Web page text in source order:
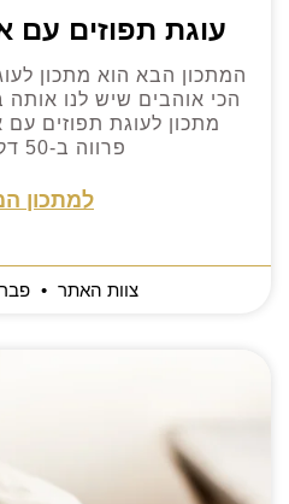
עוגת תפוזים עם
המתכון הבא הוא מתכון
הכי אוהבים שיש לנו
מתכון לעוגת תפוזים עם
פרווה ב-50 דקות בלבד!
למתכון
צוות האתר